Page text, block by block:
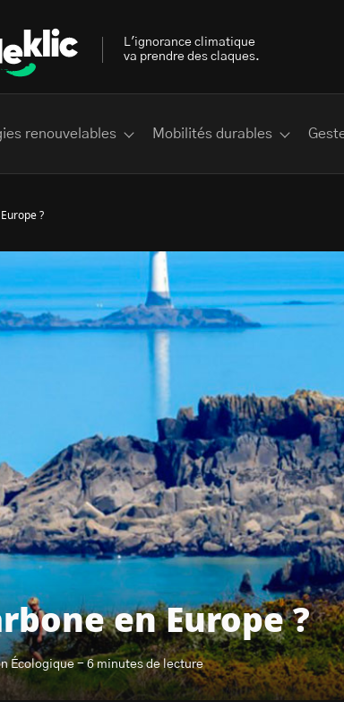
en Europe ?
Écologique - 6 minutes de lecture
?
L'ignorance climatique
va prendre des claques.
renouvelables Mobilités durables
sur Deklic
influenceur.se